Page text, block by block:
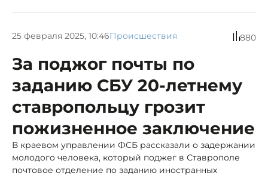
25 февраля 2025, 10:46Происшествия 880
За поджог почты по
заданию СБУ 20-летнему
ставропольцу грозит
пожизненное заключение
В краевом управлении ФСБ рассказали о задержании
молодого человека, который поджег в Ставрополе
почтовое отделение по заданию иностранных